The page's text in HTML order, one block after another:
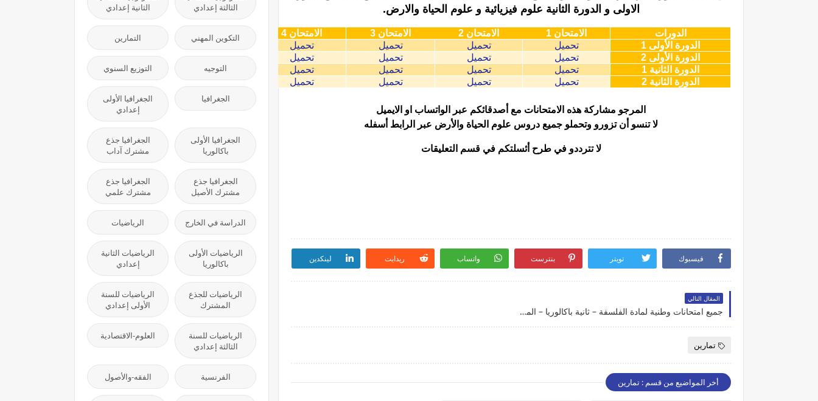
الاولى و الدورة الثانية علوم فيزيائية و علوم الحياة والارض.
الدورات الامتحان 1 الامتحان 2 الامتحان 3
الامتحان 4
الدورة الأولى 1
تحميل تحميل تحميل
تحميل
الدورة الأولى 2
تحميل تحميل تحميل
تحميل
الدورة الثانية 1
تحميل تحميل تحميل
تحميل
الدورة الثانية 2
تحميل تحميل تحميل تحميل
المرجو مشاركة هذه الامتحانات مع أصدقائكم عبر الواتساب او الايميل
لا تنسو أن تزورو وتحملو جميع دروس علوم الحياة والأرض عبر الرابط أسفله
لا تترددو في طرح أئسلتكم في قسم التعليقات
فيسبوك تويتر بنترست واتساب ريدايت لينكدين
المقال التالي
جميع امتحانات وطنية لمادة الفلسفة – ثانية باكالوريا – المسلالك العلمية – Watani Philosophie 2BAC sciences وطنيات svt
تمارين
أخر المواضيع من قسم : تمارين
الثالثة إعدادي
الثانية إعدادي
التكوين المهني التمارين
التوجيه التوزيع السنوي
الجغرافيا
الجغرافيا الأولى
إعدادي
الجغرافيا الأولى
باكالوريا
الجغرافيا جذع
مشترك آداب
الجغرافيا جذع
مشترك الأصيل
الجغرافيا جذع
مشترك علمي
الدراسة في الخارج الرياضيات
الرياضيات الأولى
باكالوريا
الرياضيات الثانية
إعدادي
الرياضيات للجذع
المشترك
الرياضيات للسنة
الأولى إعدادي
الرياضيات للسنة
الثالثة إعدادي
العلوم-الاقتصادية
الفرنسية الفقه-والأصول